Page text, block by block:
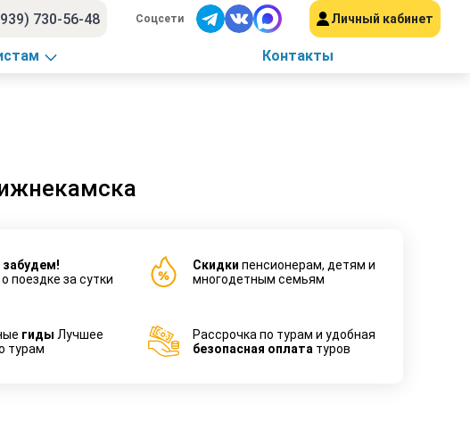
730-56-48 Соцсети Личный кабинет
Контакты
забудем!
поездке за сутки
Cкидки пенсионерам, детям и
многодетным семьям
гиды Лучшее
турам
Рассрочка по турам и удобная
безопасная оплата туров